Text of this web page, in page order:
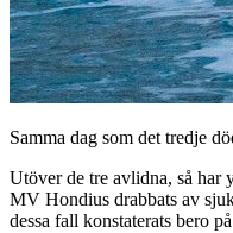
Samma dag som det tredje
Utöver de tre avlidna, så har
MV Hondius drabbats av
dessa fall konstaterats bero